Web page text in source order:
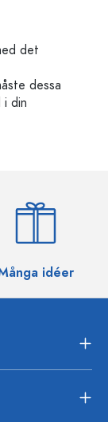
det
dessa
i din
idéer